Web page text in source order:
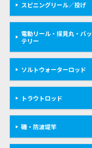
スピニングリール／投げ
電動リール・探見丸・バッ
テリー
ソルトウォーターロッド
トラウトロッド
磯・防波堤竿